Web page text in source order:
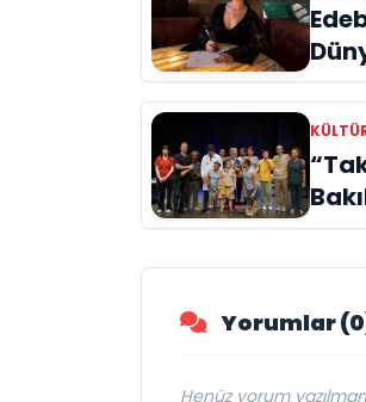
aştı
Yorumlar
Henüz yorum